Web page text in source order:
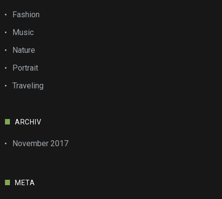
Fashion
Music
Nature
Portrait
Traveling
ARCHIV
November 2017
META